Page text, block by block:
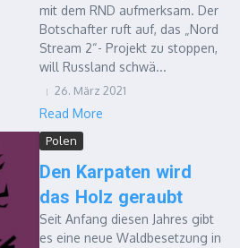
mit dem RND aufmerksam. Der
Botschafter ruft auf, das „Nord
Stream 2“- Projekt zu stoppen,
will Russland schwä...
26. März 2021
Read More
Polen
Den Karpaten wird
das Holz geraubt
Seit Anfang diesen Jahres gibt
es eine neue Waldbesetzung in